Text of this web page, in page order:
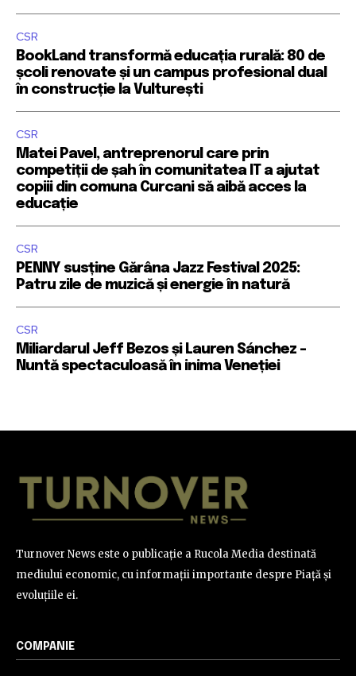
CSR
BookLand transformă educația rurală: 80 de
școli renovate și un campus profesional dual
în construcție la Vulturești
CSR
Matei Pavel, antreprenorul care prin
competiții de șah în comunitatea IT a ajutat
copiii din comuna Curcani să aibă acces la
educație
CSR
PENNY susține Gărâna Jazz Festival 2025:
Patru zile de muzică și energie în natură
CSR
Miliardarul Jeff Bezos și Lauren Sánchez –
Nuntă spectaculoasă în inima Veneției
Turnover News este o publicație a Rucola Media destinată
mediului economic, cu informații importante despre Piață și
evoluțiile ei.
COMPANIE